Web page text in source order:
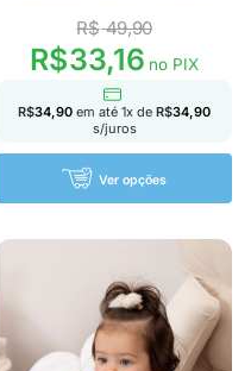
R$49,90
R$33,16 no PIX
R$34,90 em até 1x de R$34,90
s/juros
Ver opções